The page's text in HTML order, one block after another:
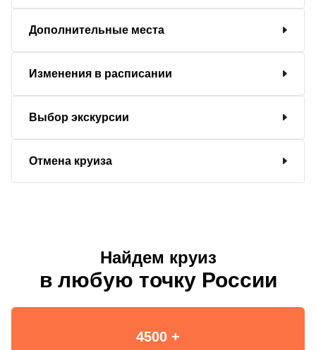
Дополнительные места
Изменения в расписании
Выбор экскурсии
Отмена круиза
Найдем круиз
в любую точку России
4500 +